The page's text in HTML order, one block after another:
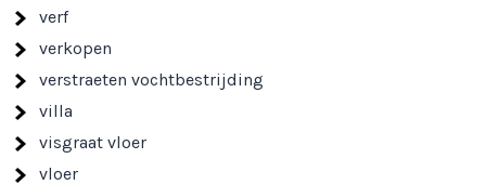
verf
verkopen
verstraeten vochtbestrijding
villa
visgraat vloer
vloer